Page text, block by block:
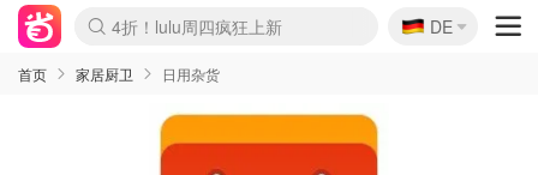
Boticinal 夏促开抢！
4折！lulu周四疯狂上新
还没结束！&OtherStories大促
Joybuy变相75折 随时失效
速领！Stanley独家85折
疑似霸哥！Camper额外叠85折
Zalando 奥莱闪促！每日更新
Moncler反季囤！5折起+叠9折
Coach Brooklyn仅€192
🇩🇪
DE
首页 家居厨卫 日用杂货